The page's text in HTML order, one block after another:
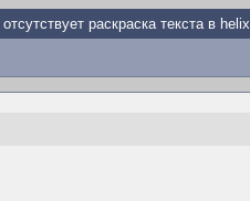
отсутствует раскраска текста в helix